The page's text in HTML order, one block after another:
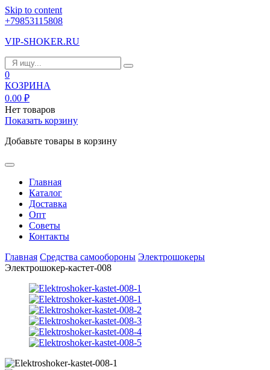
Skip to content
+79853115808
VIP-SHOKER.RU
0
КОЗРИНА
0.00 ₽
Нет товаров
Показать корзину
Добавьте товары в корзину
Главная
Каталог
Доставка
Опт
Советы
Контакты
Главная Средства самообороны Электрошокеры
Электрошокер-кастет-008